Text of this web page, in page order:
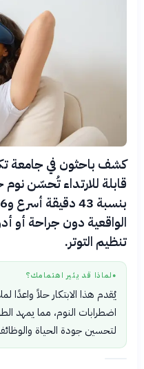
كشف باحثون في جامعة
الواقعية دون جراحة أو
تنظيم التوتر.
● لماذا قد يثير اهتمامك؟
يُقدم هذا الابتكار حلاً واعدًا
اضطرابات النوم، مما يمهد
لتحسين جودة الحياة